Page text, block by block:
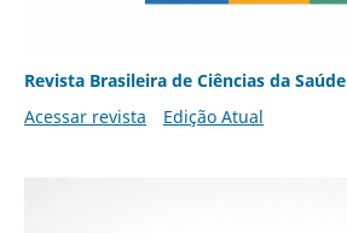
Revista Brasileira de Ciências da Saúde
Acessar revista
Edição Atual